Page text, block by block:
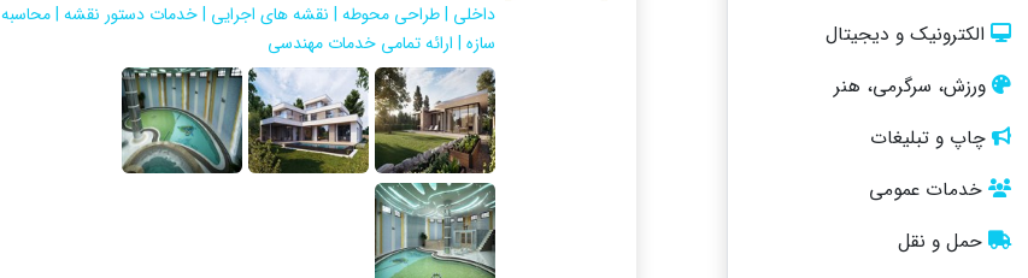
الکترونیک و دیجیتال
ورزش، سرگرمی، هنر
چاپ و تبلیغات
خدمات عمومی
حمل و نقل
داخلی | طراحی محوطه | نقشه های اجرایی | خدمات دستور نقشه | محاسبه
سازه | ارائه تمامی خدمات مهندسی